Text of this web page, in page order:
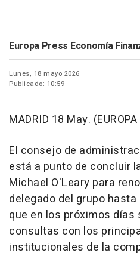
Europa Press Economía
Lunes, 18 mayo 2026
Publicado: 10:59
MADRID 18 May.
El consejo de
está a punto de concluir
Michael O'Leary para
delegado del grupo
que en los próximos días
consultas con los
institucionales de la